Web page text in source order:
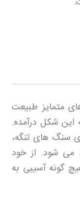
متمایز طبیعت
شکل درآمده.
سنگ‌ های تنگه،
می‌ شود. از خود
گونه آسیبی به